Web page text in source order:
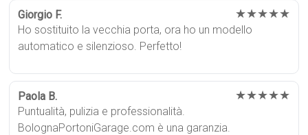
Giorgio F. ★★★★★
Ho sostituito la vecchia porta, ora ho un modello
automatico e silenzioso. Perfetto!
Paola B. ★★★★★
Puntualità, pulizia e professionalità.
BolognaPortoniGarage.com è una garanzia.